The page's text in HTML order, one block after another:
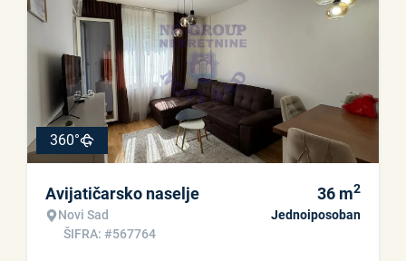
360°
Avijatičarsko naselje
Novi Sad
ŠIFRA: #567764
36 m2
Jednoiposoban